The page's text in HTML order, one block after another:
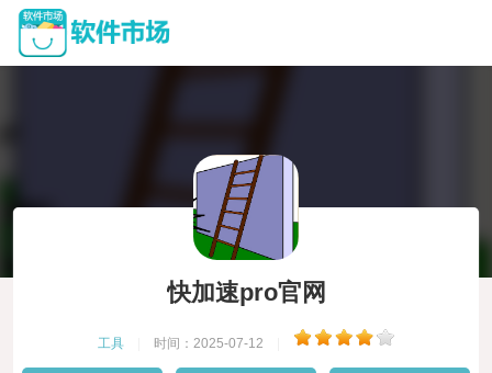
快加速pro官网
工具 时间：2025-07-12